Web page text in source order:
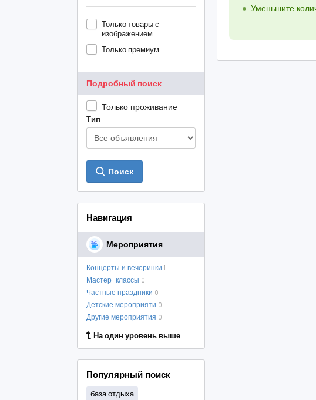
Только товары с
изображением
Только премиум
Подробный поиск
Только проживание
Тип
Поиск
Навигация
Мероприятия
Концерты и вечеринки 1
Мастер-классы 0
Частные праздники 0
Детские мероприяти 0
Другие мероприятия 0
На один уровень выше
Популярный поиск
база отдыха
Уменьшите